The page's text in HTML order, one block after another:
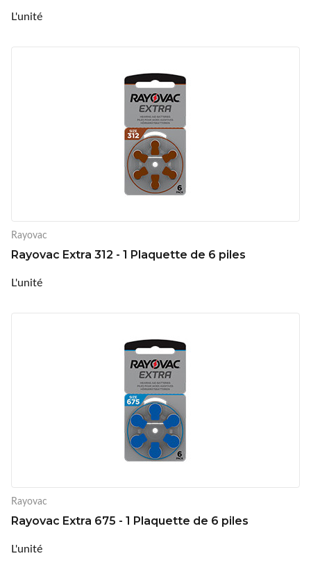
L'unité
Rayovac
Rayovac Extra 312 - 1 Plaquette de 6 piles
L'unité
Rayovac
Rayovac Extra 675 - 1 Plaquette de 6 piles
L'unité